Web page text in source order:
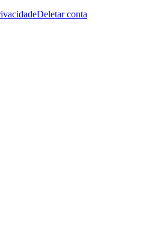
Deletar conta